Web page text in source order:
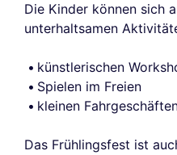
Die Kinder können sich
unterhaltsamen
künstlerischen
Spielen im Freien
kleinen
Das Frühlingsfest ist